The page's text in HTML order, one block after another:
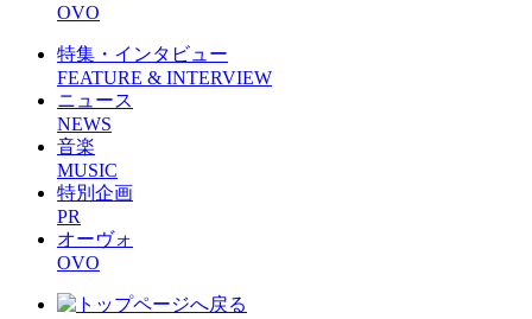
OVO
特集・インタビュー
FEATURE & INTERVIEW
ニュース
NEWS
音楽
MUSIC
特別企画
PR
オーヴォ
OVO